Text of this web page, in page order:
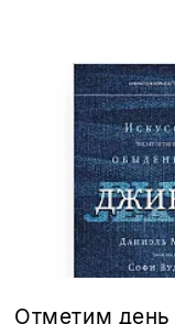
Отметим день
Этой
нет в